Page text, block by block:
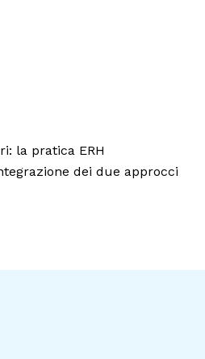
la pratica ERH
dei due approcci